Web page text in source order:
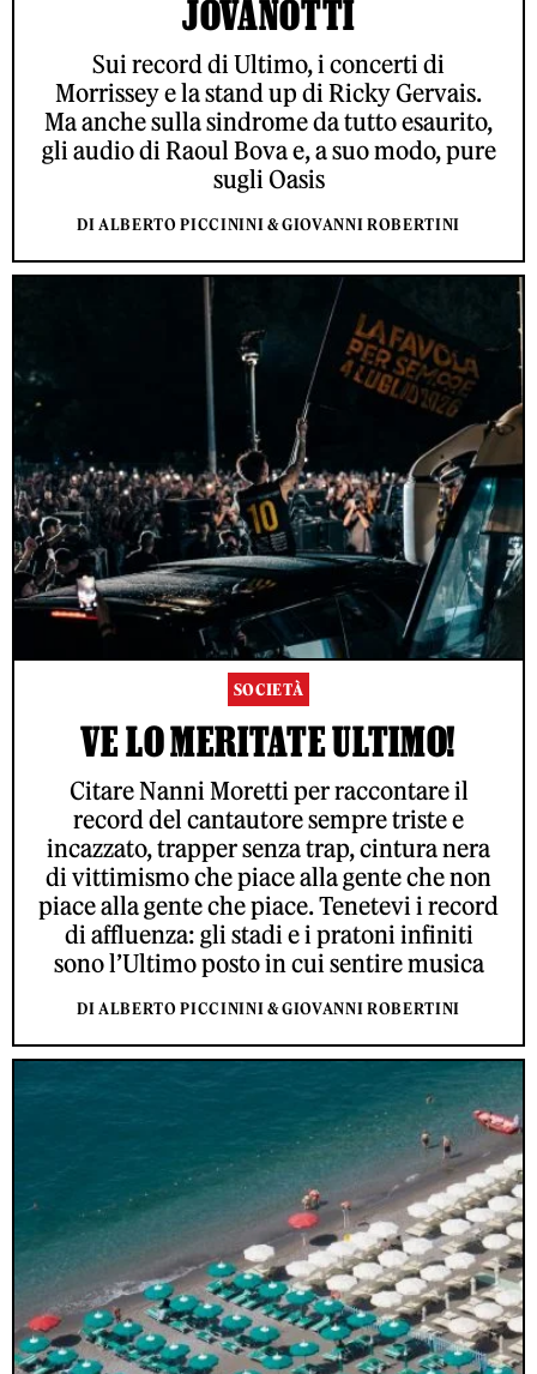
JOVANOTTI
Sui record di Ultimo, i concerti di
Morrissey e la stand up di Ricky Gervais.
Ma anche sulla sindrome da tutto esaurito,
gli audio di Raoul Bova e, a suo modo, pure
sugli Oasis
DI ALBERTO PICCININI & GIOVANNI ROBERTINI
SOCIETÀ
VE LO MERITATE ULTIMO!
Citare Nanni Moretti per raccontare il
record del cantautore sempre triste e
incazzato, trapper senza trap, cintura nera
di vittimismo che piace alla gente che non
piace alla gente che piace. Tenetevi i record
di affluenza: gli stadi e i pratoni infiniti
sono l’Ultimo posto in cui sentire musica
DI ALBERTO PICCININI & GIOVANNI ROBERTINI